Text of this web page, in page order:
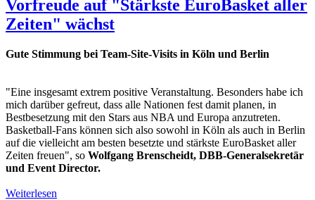
Vorfreude auf "Stärkste EuroBasket aller
Zeiten" wächst
Gute Stimmung bei Team-Site-Visits in Köln und Berlin
"Eine insgesamt extrem positive Veranstaltung. Besonders habe ich
mich darüber gefreut, dass alle Nationen fest damit planen, in
Bestbesetzung mit den Stars aus NBA und Europa anzutreten.
Basketball-Fans können sich also sowohl in Köln als auch in Berlin
auf die vielleicht am besten besetzte und stärkste EuroBasket aller
Zeiten freuen", so Wolfgang Brenscheidt, DBB-Generalsekretär
und Event Director.
Weiterlesen